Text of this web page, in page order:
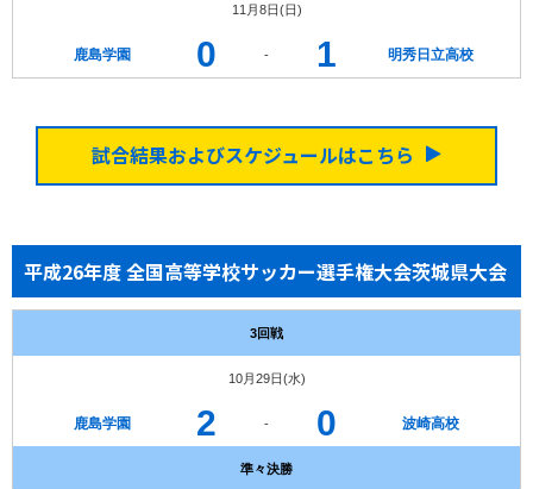
11月8日(日)
鹿島学園 0 - 1 明秀日立高校
試合結果およびスケジュールはこちら
平成26年度 全国高等学校サッカー選手権大会茨城県大会
3回戦
10月29日(水)
鹿島学園 2 - 0 波崎高校
準々決勝